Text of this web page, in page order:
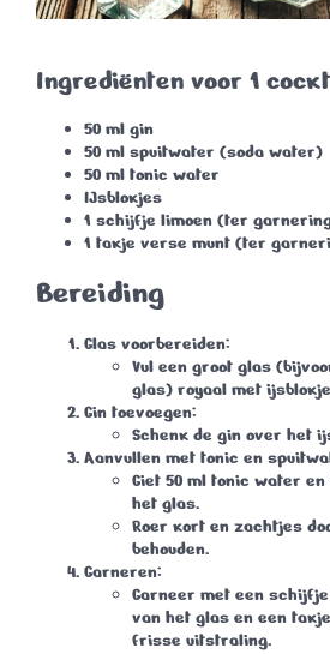
Ingrediënten voor 1
50 ml gin
50 ml spuitwater (soda water)
50 ml tonic water
IJsblokjes
1 schijfje limoen (ter
1 takje verse munt (ter
Bereiding
Glas voorbereiden:
Vul een groot glas
glas) royaal met
Gin toevoegen:
Schenk de gin over het
Aanvullen met tonic en
Giet 50 ml tonic water
het glas.
Roer kort en zachtjes
behouden.
Garneren:
Garneer met een
van het glas en een
frisse uitstraling.